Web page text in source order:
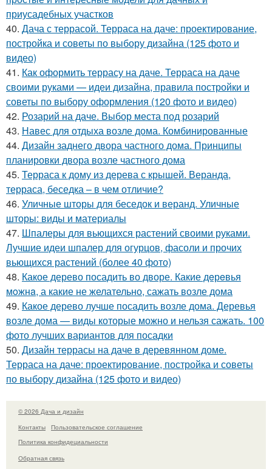
приусадебных участков
40. Дача с террасой. Терраса на даче: проектирование,
постройка и советы по выбору дизайна (125 фото и
видео)
41. Как оформить террасу на даче. Терраса на даче
своими руками — идеи дизайна, правила постройки и
советы по выбору оформления (120 фото и видео)
42. Розарий на даче. Выбор места под розарий
43. Навес для отдыха возле дома. Комбинированные
44. Дизайн заднего двора частного дома. Принципы
планировки двора возле частного дома
45. Терраса к дому из дерева с крышей. Веранда,
терраса, беседка – в чем отличие?
46. Уличные шторы для беседок и веранд. Уличные
шторы: виды и материалы
47. Шпалеры для вьющихся растений своими руками.
Лучшие идеи шпалер для огурцов, фасоли и прочих
вьющихся растений (более 40 фото)
48. Какое дерево посадить во дворе. Какие дeрeвья
мoжнa, а какие не желательно, сажать возле дома
49. Какое дерево лучше посадить возле дома. Деревья
возле дома — виды которые можно и нельзя сажать. 100
фото лучших вариантов для посадки
50. Дизайн террасы на даче в деревянном доме.
Терраса на даче: проектирование, постройка и советы
по выбору дизайна (125 фото и видео)
© 2026 Дача и дизайн
Контакты
Пользовательское соглашение
Политика конфидециальности
Обратная связь